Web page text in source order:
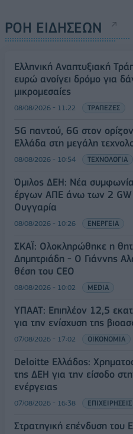
ΡΟΗ ΕΙΔΗΣΕΩΝ
Ελληνική Αναπτυξιακή
ευρώ ανοίγει δρόμο για
μικρομεσαίες
08/08/2026 - 11:22 ΤΡΑΠΕΖΕΣ
5G παντού, 6G στον
Ελλάδα στη μεγάλη
08/08/2026 - 10:54 ΤΕΧΝΟΛΟΓΙΑ
Όμιλος ΔΕΗ: Νέα
έργων ΑΠΕ άνω των 2 GW
Ουγγαρία
08/08/2026 - 10:26 ΕΝΕΡΓΕΙΑ
ΣΚΑΪ: Ολοκληρώθηκε η
Δημητριάδη - Ο Γιάννης
θέση του CEO
08/08/2026 - 10:02 MEDIA
ΥΠΑΑΤ: Επιπλέον 12,5
για την ενίσχυση της
07/08/2026 - 17:02 ΟΙΚΟΝΟΜΙΑ
Deloitte Ελλάδος:
της ΔΕΗ για την είσοδο
ενέργειας
07/08/2026 - 16:38 ΕΠΙΧΕΙΡΗΣΕΙΣ
Στρατηγική επένδυση του